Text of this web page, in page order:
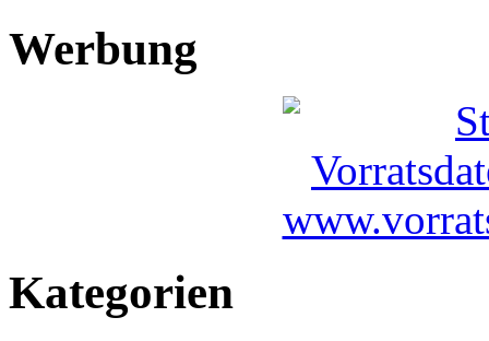
Werbung
Kategorien